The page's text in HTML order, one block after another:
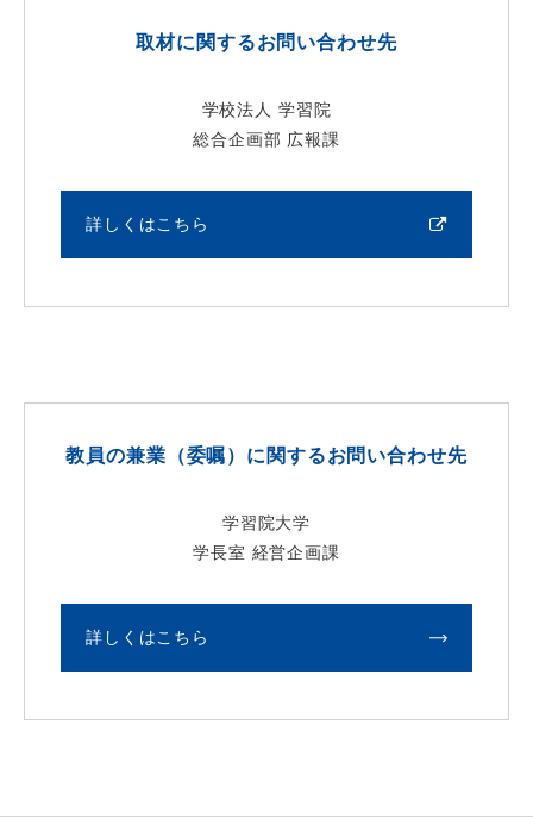
取材に関するお問い合わせ先
学校法人 学習院
総合企画部 広報課
詳しくはこちら
教員の兼業（委嘱）に関するお問い合わせ先
学習院大学
学長室 経営企画課
詳しくはこちら